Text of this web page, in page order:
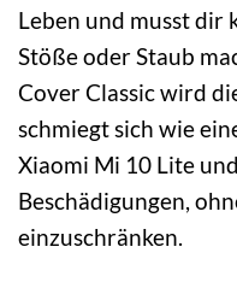
Leben und musst dir
Stöße oder Staub
Cover Classic wird
schmiegt sich wie
Xiaomi Mi 10 Lite
Beschädigungen,
einzuschränken.